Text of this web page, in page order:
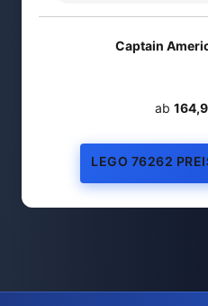
Captain
ab
LEGO 76262